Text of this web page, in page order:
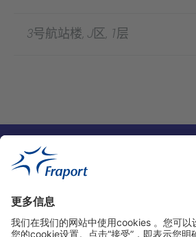
3号航站楼, J区, 1层
实用链接